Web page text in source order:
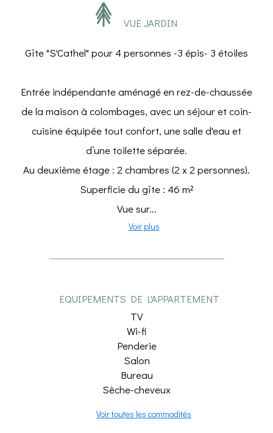
VUE JARDIN
Gîte "S'Cathel" pour 4 personnes -3 épis- 3 étoiles
Entrée indépendante aménagé en rez-de-chaussée
de la maison à colombages, avec un séjour et coin-
cuisine équipée tout confort, une salle d'eau et
d’une toilette séparée.
Au deuxième étage : 2 chambres (2 x 2 personnes).
Superficie du gîte : 46 m²
Vue sur...
Voir plus
EQUIPEMENTS DE L'APPARTEMENT
TV
Wi-fi
Penderie
Salon
Bureau
Sèche-cheveux
Voir toutes les commodités